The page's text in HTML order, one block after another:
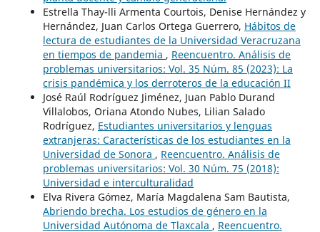
Estrella Thay-lli Armenta Courtois, Denise Hernández y
Hernández, Juan Carlos Ortega Guerrero, Hábitos de
lectura de estudiantes de la Universidad Veracruzana
en tiempos de pandemia , Reencuentro. Análisis de
problemas universitarios: Vol. 35 Núm. 85 (2023): La
crisis pandémica y los derroteros de la educación II
José Raúl Rodríguez Jiménez, Juan Pablo Durand
Villalobos, Oriana Atondo Nubes, Lilian Salado
Rodríguez, Estudiantes universitarios y lenguas
extranjeras: Características de los estudiantes en la
Universidad de Sonora , Reencuentro. Análisis de
problemas universitarios: Vol. 30 Núm. 75 (2018):
Universidad e interculturalidad
Elva Rivera Gómez, María Magdalena Sam Bautista,
Abriendo brecha. Los estudios de género en la
Universidad Autónoma de Tlaxcala , Reencuentro.